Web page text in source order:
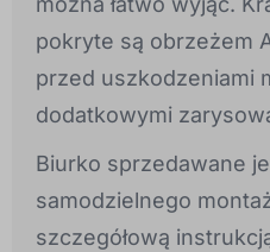
pokryte są obrzeżem
przed uszkodzeniami
dodatkowymi
Biurko sprzedawane
samodzielnego
szczegółową